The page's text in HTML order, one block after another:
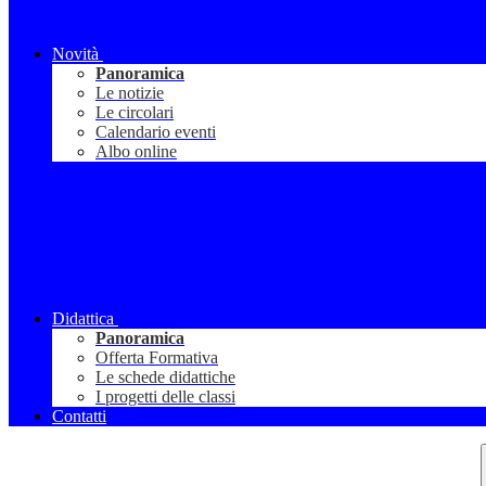
Novità
Panoramica
Le notizie
Le circolari
Calendario eventi
Albo online
Didattica
Panoramica
Offerta Formativa
Le schede didattiche
I progetti delle classi
Contatti